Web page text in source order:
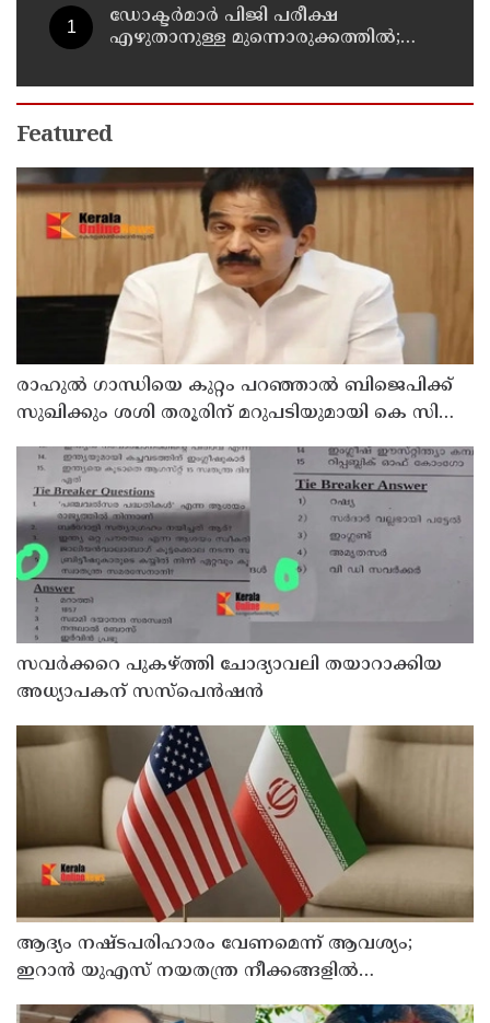
ഡോക്ടര്‍മാര്‍ പിജി പരീക്ഷ
എഴുതാനുള്ള മുന്നൊരുക്കത്തില്‍;
കുടുംബാരോഗ്യ കേന്ദ്രം അടച്ചുപൂട്ടി
Featured
രാഹുല്‍ ഗാന്ധിയെ കുറ്റം പറഞ്ഞാല്‍ ബിജെപിക്ക്
സുഖിക്കും ശശി തരൂരിന് മറുപടിയുമായി കെ സി
സവര്‍ക്കറെ പുകഴ്ത്തി ചോദ്യാവലി തയാറാക്കിയ
അധ്യാപകന് സസ്‌പെന്‍ഷന്‍
ആദ്യം നഷ്ടപരിഹാരം വേണമെന്ന് ആവശ്യം;
ഇറാന്‍ യുഎസ് നയതന്ത്ര നീക്കങ്ങളില്‍